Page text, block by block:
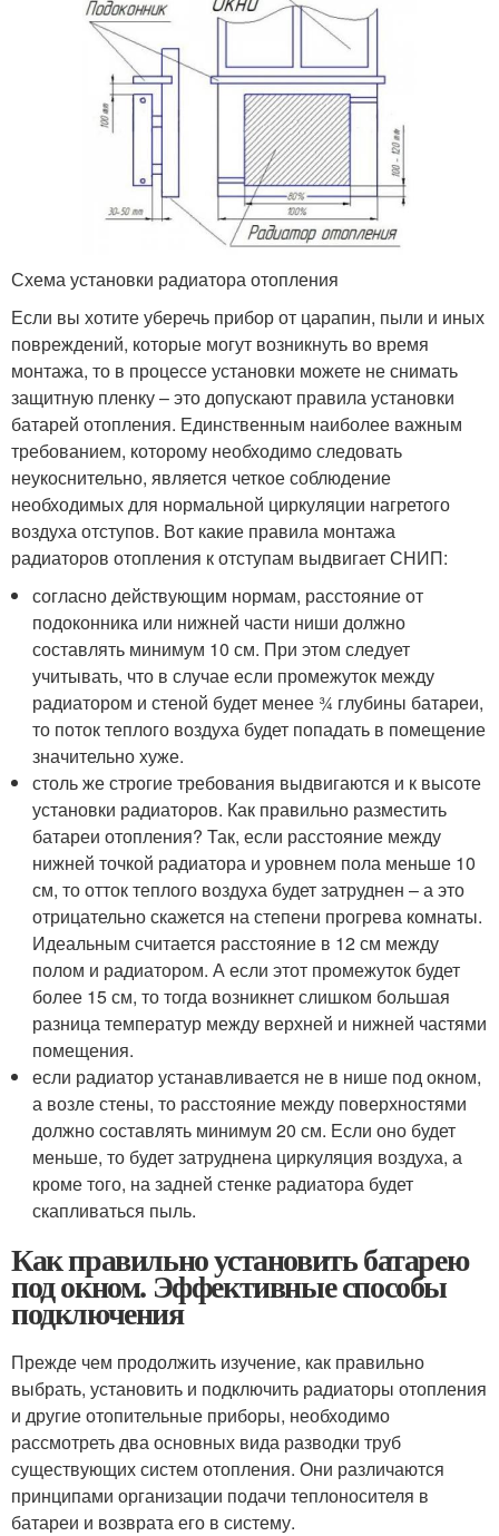
Схема установки радиатора отопления
Если вы хотите уберечь прибор от царапин, пыли и иных
повреждений, которые могут возникнуть во время
монтажа, то в процессе установки можете не снимать
защитную пленку – это допускают правила установки
батарей отопления. Единственным наиболее важным
требованием, которому необходимо следовать
неукоснительно, является четкое соблюдение
необходимых для нормальной циркуляции нагретого
воздуха отступов. Вот какие правила монтажа
радиаторов отопления к отступам выдвигает СНИП:
согласно действующим нормам, расстояние от
подоконника или нижней части ниши должно
составлять минимум 10 см. При этом следует
учитывать, что в случае если промежуток между
радиатором и стеной будет менее ¾ глубины батареи,
то поток теплого воздуха будет попадать в помещение
значительно хуже.
столь же строгие требования выдвигаются и к высоте
установки радиаторов. Как правильно разместить
батареи отопления? Так, если расстояние между
нижней точкой радиатора и уровнем пола меньше 10
см, то отток теплого воздуха будет затруднен – а это
отрицательно скажется на степени прогрева комнаты.
Идеальным считается расстояние в 12 см между
полом и радиатором. А если этот промежуток будет
более 15 см, то тогда возникнет слишком большая
разница температур между верхней и нижней частями
помещения.
если радиатор устанавливается не в нише под окном,
а возле стены, то расстояние между поверхностями
должно составлять минимум 20 см. Если оно будет
меньше, то будет затруднена циркуляция воздуха, а
кроме того, на задней стенке радиатора будет
скапливаться пыль.
Как правильно установить батарею
под окном. Эффективные способы
подключения
Прежде чем продолжить изучение, как правильно
выбрать, установить и подключить радиаторы отопления
и другие отопительные приборы, необходимо
рассмотреть два основных вида разводки труб
существующих систем отопления. Они различаются
принципами организации подачи теплоносителя в
батареи и возврата его в систему.